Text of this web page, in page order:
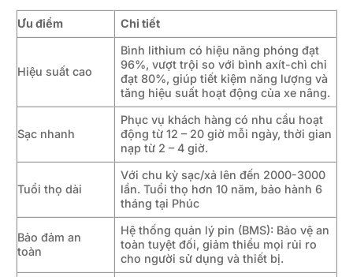
Ưu điểm Chi tiết
Hiệu suất cao
Bình lithium có hiệu năng phóng đạt
96%, vượt trội so với bình axít-chì chỉ
đạt 80%, giúp tiết kiệm năng lượng và
tăng hiệu suất hoạt động của xe nâng.
Sạc nhanh
Phục vụ khách hàng có nhu cầu hoạt
động từ 12 – 20 giờ mỗi ngày, thời gian
nạp từ 2 – 4 giờ.
Tuổi thọ dài
Với chu kỳ sạc/xả lên đến 2000-3000
lần. Tuổi thọ hơn 10 năm, bảo hành 6
tháng tại Phúc
Bảo đảm an
toàn
Hệ thống quản lý pin (BMS): Bảo vệ an
toàn tuyệt đối, giảm thiểu mọi rủi ro
cho người sử dụng và thiết bị.